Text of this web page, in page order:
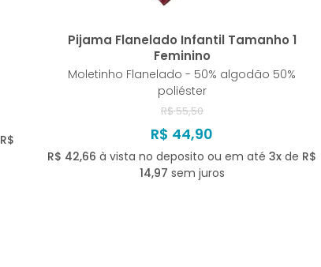
R$
Pijama Flanelado Infantil Tamanho 1
Feminino
Moletinho Flanelado - 50% algodão 50%
poliéster
R$ 55,50
R$ 44,90
R$ 42,66 à vista no deposito ou em até3x de R$
14,97 sem juros